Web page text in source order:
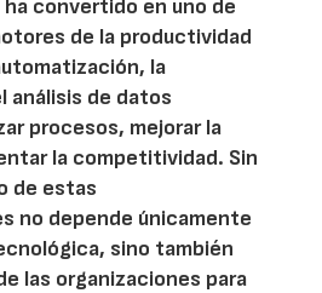
convertido en uno de
de la productividad
la
análisis de datos
procesos, mejorar la
la competitividad. Sin
de estas
no depende únicamente
sino también
las organizaciones para